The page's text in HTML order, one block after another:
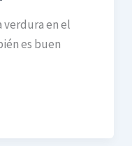
verdura en el
es buen